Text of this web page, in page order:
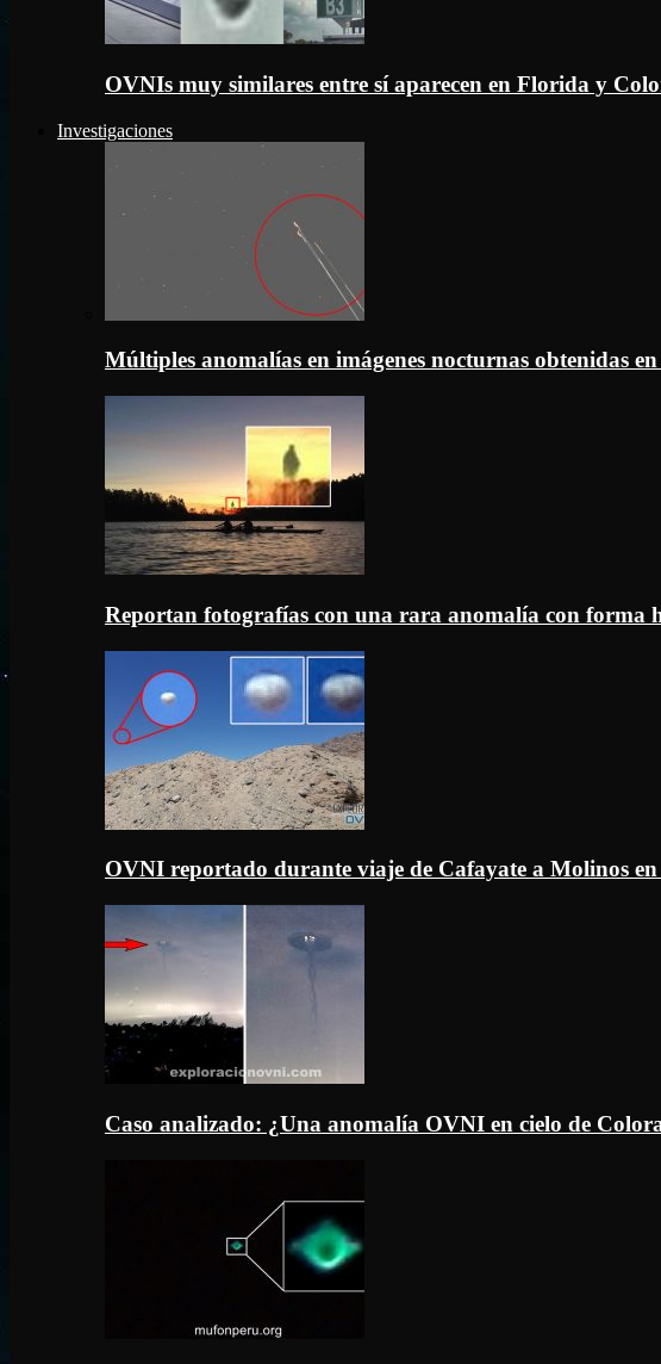
OVNIs muy similares entre sí aparecen en Florida y
Investigaciones
Múltiples anomalías en imágenes nocturnas obtenidas
Reportan fotografías con una rara anomalía con forma
OVNI reportado durante viaje de Cafayate a Molinos
Caso analizado: ¿Una anomalía OVNI en cielo de